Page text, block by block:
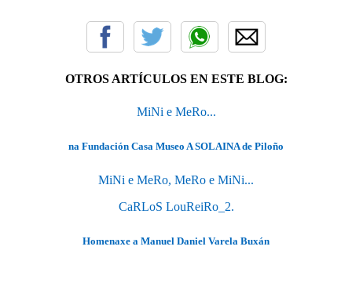
OTROS ARTÍCULOS EN ESTE BLOG:
MiNi e MeRo...
na Fundación Casa Museo A SOLAINA de Piloño
MiNi e MeRo, MeRo e MiNi...
CaRLoS LouReiRo_2.
Homenaxe a Manuel Daniel Varela Buxán